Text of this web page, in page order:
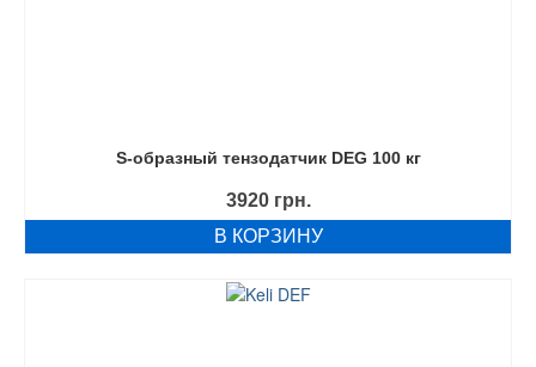
S-образный тензодатчик DEG 100 кг
3920 грн.
В КОРЗИНУ